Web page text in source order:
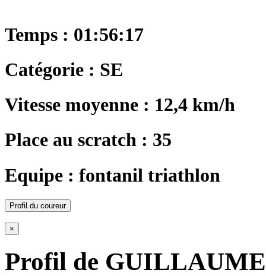
Temps : 01:56:17
Catégorie : SE
Vitesse moyenne : 12,4 km/h
Place au scratch : 35
Equipe : fontanil triathlon
Profil du coureur
×
Profil de